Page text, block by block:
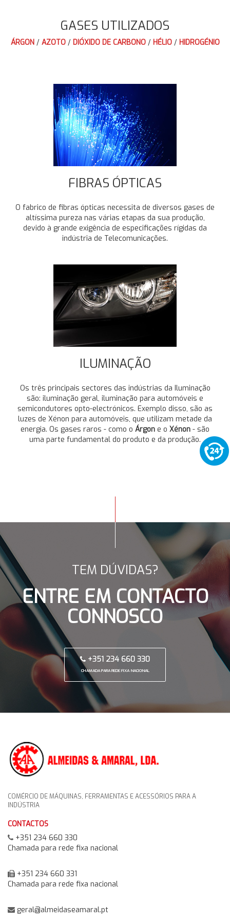
GASES UTILIZADOS
ÁRGON / AZOTO / DIÓXIDO DE CARBONO / HÉLIO / HIDROGÉNIO
FIBRAS ÓPTICAS
O fabrico de fibras ópticas necessita de diversos gases de
altíssima pureza nas várias etapas da sua produção,
devido à grande exigência de especificações rígidas da
indústria de Telecomunicações.
ILUMINAÇÃO
Os três principais sectores das indústrias da Iluminação
são: iluminação geral, iluminação para automóveis e
semicondutores opto-electrónicos. Exemplo disso, são as
luzes de Xénon para automóveis, que utilizam metade da
energia. Os gases raros - como o Árgon e o Xénon - são
uma parte fundamental do produto e da produção.
TEM DÚVIDAS?
ENTRE EM CONTACTO
CONNOSCO
+351 234 660 330
CHAMADA PARA REDE FIXA NACIONAL
COMÉRCIO DE MÁQUINAS, FERRAMENTAS E ACESSÓRIOS PARA A
INDÚSTRIA
CONTACTOS
+351 234 660 330
Chamada para rede fixa nacional
+351 234 660 331
Chamada para rede fixa nacional
geral@almeidaseamaral.pt